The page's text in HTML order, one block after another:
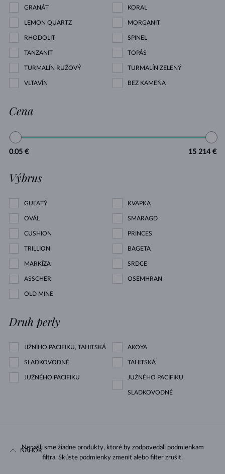
GRANÁT KORAL
LEMON QUARTZ MORGANIT
RHODOLIT SPINEL
TANZANIT TOPÁS
TURMALÍN RUŽOVÝ TURMALÍN ZELENÝ
VLTAVÍN BEZ KAMEŇA
Cena
0.05 € 15 214 €
Výbrus
GUĽATÝ KVAPKA
OVÁL SMARAGD
CUSHION PRINCES
TRILLION BAGETA
MARKÍZA SRDCE
ASSCHER OSEMHRAN
OLD MINE
Druh perly
JIŽNÍHO PACIFIKU, TAHITSKÁ AKOYA
SLADKOVODNÉ TAHITSKÁ
JUŽNÉHO PACIFIKU JUŽNÉHO PACIFIKU,
SLADKOVODNÉ
Nenašli sme žiadne produkty, ktoré by zodpovedali podmienkam
filtra. Skúste podmienky zmeniť alebo filter zrušiť.
NAHOR